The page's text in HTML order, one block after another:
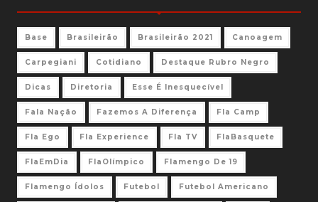
Base Brasileirão Brasileirão 2021 Canoagem
Carpegiani Cotidiano Destaque Rubro Negro
Dicas Diretoria Esse É Inesquecível
Fala Nação Fazemos A Diferença Fla Camp
Fla Ego Fla Experience Fla TV FlaBasquete
FlaEmDia FlaOlímpico Flamengo De 19
Flamengo Ídolos Futebol Futebol Americano